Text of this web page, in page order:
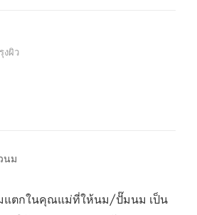
งผิว
นม
แตกในคุณแม่ที่ให้นม/ปั๊มนม เป็น